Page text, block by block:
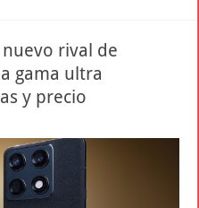
rival de
gama ultra
y precio